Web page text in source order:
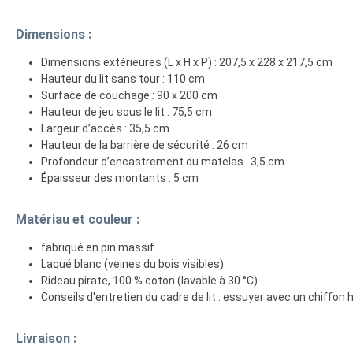
Dimensions :
Dimensions extérieures (L x H x P) : 207,5 x 228 x 217,5 cm
Hauteur du lit sans tour : 110 cm
Surface de couchage : 90 x 200 cm
Hauteur de jeu sous le lit : 75,5 cm
Largeur d’accès : 35,5 cm
Hauteur de la barrière de sécurité : 26 cm
Profondeur d’encastrement du matelas : 3,5 cm
Épaisseur des montants : 5 cm
Matériau et couleur :
fabriqué en pin massif
Laqué blanc (veines du bois visibles)
Rideau pirate, 100 % coton (lavable à 30 °C)
Conseils d'entretien du cadre de lit : essuyer avec un chiffon
Livraison :